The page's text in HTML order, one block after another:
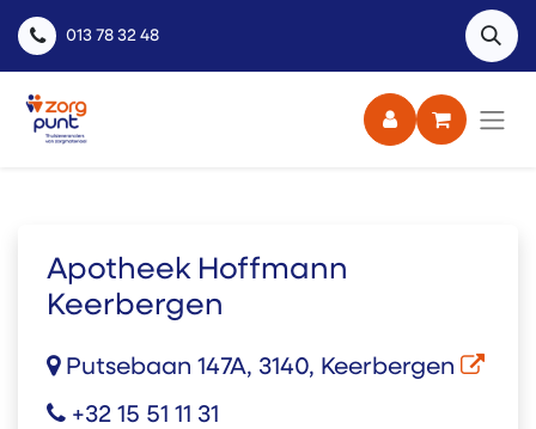
013 78 32 48
Apotheek Hoffmann
Keerbergen
Putsebaan 147A, 3140, Keerbergen
+32 15 51 11 31